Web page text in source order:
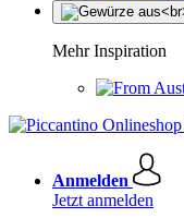
Mehr Inspiration
Anmelden
Jetzt anmelden